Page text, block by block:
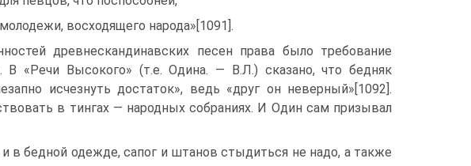
восходящего народа»[1091].
древнескандинавских песен права было требование
«Речи Высокого» (т.е. Одина. — В.Л.) сказано, что бедняк
исчезнуть достаток», ведь «друг он неверный»[1092].
в тингах — народных собраниях. И Один сам призывал
в бедной одежде, сапог и штанов стыдиться не надо, а также